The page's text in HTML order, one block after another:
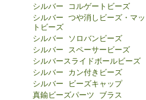
シルバー コルゲートビーズ
シルバー つや消しビーズ・マッ
トビーズ
シルバー ソロバンビーズ
シルバー スペーサービーズ
シルバースライドボールビーズ
シルバー カン付きビーズ
シルバー ビーズキャップ
真鍮ビーズパーツ ブラス